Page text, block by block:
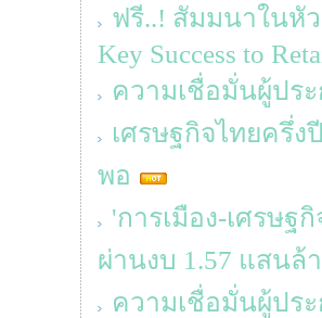
ฟรี..! สัมมนาในหัว
Key Success to
ความเชื่อมั่นผู้ปร
เศรษฐกิจไทยครึ่ง
พอ
'การเมือง-เศรษฐ
ผ่านงบ 1.57 แสนล้
ความเชื่อมั่นผู้ปร